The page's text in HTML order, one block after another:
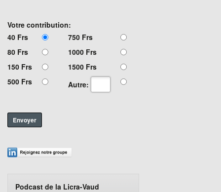
Votre contribution:
40 Frs
750 Frs
80 Frs
1000 Frs
150 Frs
1500 Frs
500 Frs
Autre:
Envoyer
Podcast de la Licra-Vaud